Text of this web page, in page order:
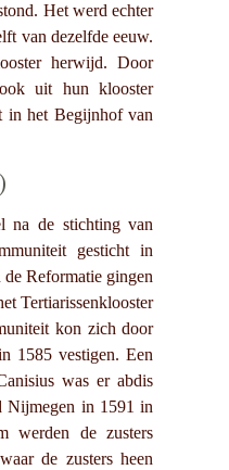
Het werd echter
van dezelfde eeuw.
herwijd. Door
uit hun klooster
in het Begijnhof van
na de stichting van
gesticht in
Reformatie gingen
Tertiarissenklooster
kon zich door
1585 vestigen. Een
was er abdis
Nijmegen in 1591 in
werden de zusters
de zusters heen